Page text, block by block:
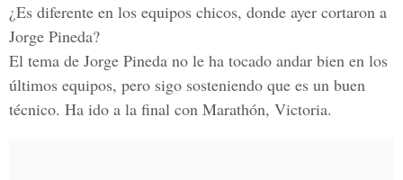
¿Es diferente en los equipos chicos, donde ayer cortaron a
Jorge Pineda?
El tema de Jorge Pineda no le ha tocado andar bien en los
últimos equipos, pero sigo sosteniendo que es un buen
técnico. Ha ido a la final con Marathón, Victoria.